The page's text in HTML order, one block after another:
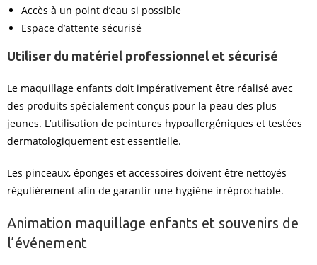
Accès à un point d’eau si possible
Espace d’attente sécurisé
Utiliser du matériel professionnel et sécurisé
Le maquillage enfants doit impérativement être réalisé avec
des produits spécialement conçus pour la peau des plus
jeunes. L’utilisation de peintures hypoallergéniques et testées
dermatologiquement est essentielle.
Les pinceaux, éponges et accessoires doivent être nettoyés
régulièrement afin de garantir une hygiène irréprochable.
Animation maquillage enfants et souvenirs de
l’événement